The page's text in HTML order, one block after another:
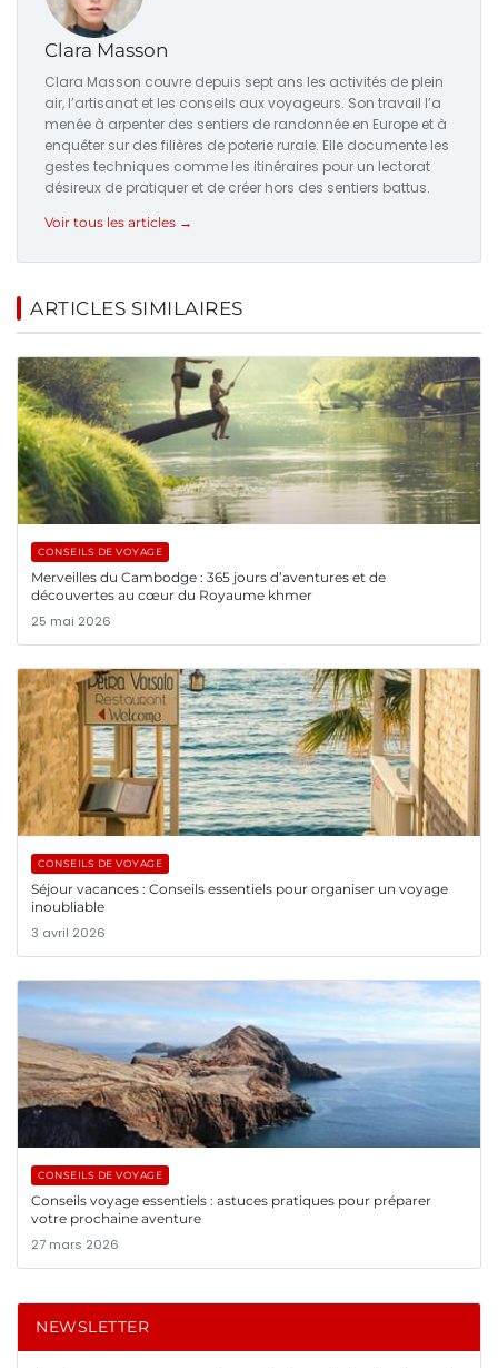
Clara Masson
Clara Masson couvre depuis sept ans les activités de plein
air, l’artisanat et les conseils aux voyageurs. Son travail l’a
menée à arpenter des sentiers de randonnée en Europe et à
enquêter sur des filières de poterie rurale. Elle documente les
gestes techniques comme les itinéraires pour un lectorat
désireux de pratiquer et de créer hors des sentiers battus.
Voir tous les articles →
ARTICLES SIMILAIRES
CONSEILS DE VOYAGE
Merveilles du Cambodge : 365 jours d’aventures et de
découvertes au cœur du Royaume khmer
25 mai 2026
CONSEILS DE VOYAGE
Séjour vacances : Conseils essentiels pour organiser un voyage
inoubliable
3 avril 2026
CONSEILS DE VOYAGE
Conseils voyage essentiels : astuces pratiques pour préparer
votre prochaine aventure
27 mars 2026
NEWSLETTER